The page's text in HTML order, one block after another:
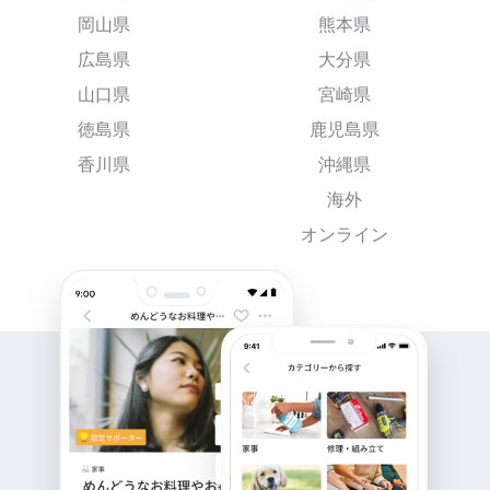
岡山県
広島県
山口県
徳島県
香川県
熊本県
大分県
宮崎県
鹿児島県
沖縄県
海外
オンライン